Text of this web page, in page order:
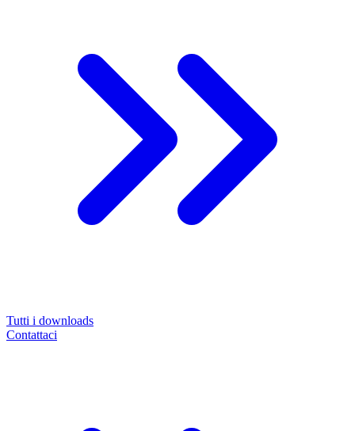
Tutti i downloads
Contattaci